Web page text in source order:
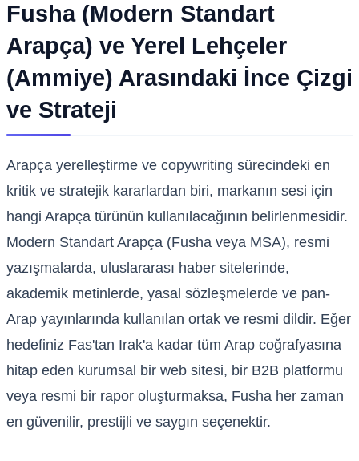
Fusha (Modern Standart
Arapça) ve Yerel Lehçeler
(Ammiye) Arasındaki İnce Çizgi
ve Strateji
Arapça yerelleştirme ve copywriting sürecindeki en
kritik ve stratejik kararlardan biri, markanın sesi için
hangi Arapça türünün kullanılacağının belirlenmesidir.
Modern Standart Arapça (Fusha veya MSA), resmi
yazışmalarda, uluslararası haber sitelerinde,
akademik metinlerde, yasal sözleşmelerde ve pan-
Arap yayınlarında kullanılan ortak ve resmi dildir. Eğer
hedefiniz Fas'tan Irak'a kadar tüm Arap coğrafyasına
hitap eden kurumsal bir web sitesi, bir B2B platformu
veya resmi bir rapor oluşturmaksa, Fusha her zaman
en güvenilir, prestijli ve saygın seçenektir.